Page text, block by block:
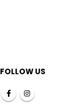
FOLLOW US